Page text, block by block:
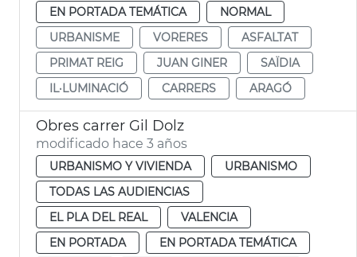
EN PORTADA TEMÁTICA
NORMAL
URBANISME
VORERES
ASFALTAT
PRIMAT REIG
JUAN GINER
SAÏDIA
IL·LUMINACIÓ
CARRERS ARAGÓ
Obres carrer Gil Dolz
modificado hace 3 años
URBANISMO Y VIVIENDA
URBANISMO
TODAS LAS AUDIENCIAS
EL PLA DEL REAL
VALENCIA
EN PORTADA
EN PORTADA TEMÁTICA